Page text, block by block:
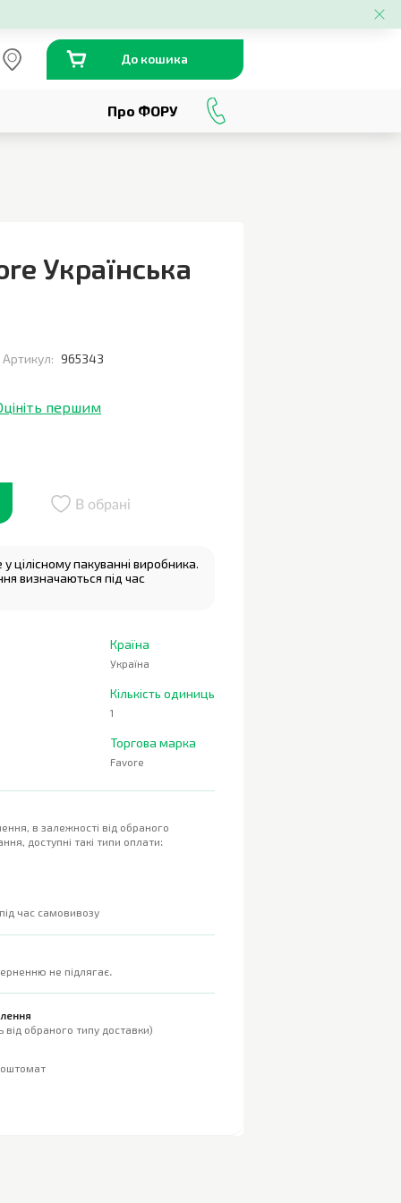
До кошика
Про ФОРУ
Українська
Артикул: 965343
першим
В обрані
цілісному пакуванні виробника.
визначаються під час
Країна
Україна
Кількість одиниць
1
Торгова марка
Favore
в залежності від обраного
доступні такі типи оплати:
час самовивозу
не підлягає.
обраного типу доставки)